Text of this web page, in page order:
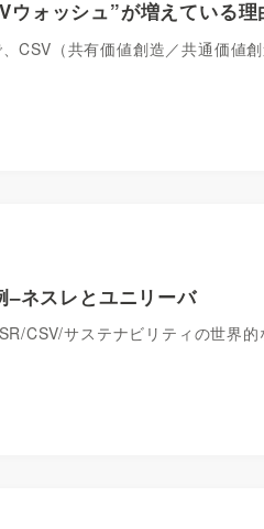
ウォッシュ”が増えている理
CSV（共有価値創造／共通価値
–ネスレとユニリーバ
CSV/サステナビリティの世界